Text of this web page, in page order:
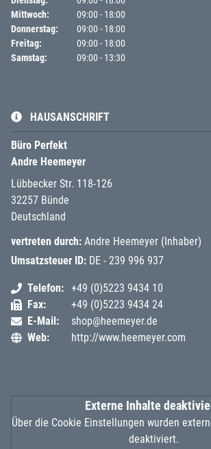
Mittwoch
09:00 - 18:00
Donnerstag
09:00 - 18:00
Freitag
09:00 - 18:00
Samstag
09:00 - 13:30
HAUSANSCHRIFT
Büro Perfekt
Andre Heemeyer
Lübbecker Str. 118-126
32257 Bünde
Deutschland
vertreten durch: Andre Heemeyer (Inhaber)
Umsatzsteuer ID: DE - 239 996 937
Telefon
+49 (0)5223 9434 10
Fax
+49 (0)5223 9434 24
E-Mail
shop@heemeyer.de
Web
http://www.heemeyer.com
Externe Inhalte
Über die Cookie Einstellungen wurden
deaktiviert.